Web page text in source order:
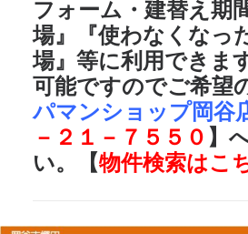
フォーム・建替え期
場』『使わなくなっ
場』等に利用できま
可能ですのでご希望
パマンショップ岡谷
－２１－７５５０ 】
い。【物件検索はこ